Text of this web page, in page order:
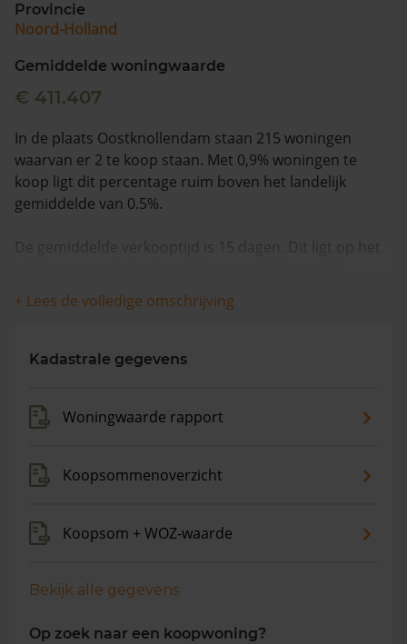
088 220 4200
Maandag t/m vrijdag - 08:00 -18:00
Provincie
Noord-Holland
Gemiddelde woningwaarde
€ 411.407
In de plaats Oostknollendam staan 215 woningen
waarvan er 2 te koop staan. Met 0,9% woningen te
koop ligt dit percentage ruim boven het landelijk
gemiddelde van 0.5%.
De gemiddelde verkooptijd is 15 dagen. Dit ligt op het
dagen.
vraagprijs is €582.500. In de afgelopen 12 maanden is
+ Lees de volledige omschrijving
Kadastrale gegevens
Woningwaarde rapport
Koopsommenoverzicht
Koopsom + WOZ-waarde
Bekijk alle gegevens
Op zoek naar een koopwoning?